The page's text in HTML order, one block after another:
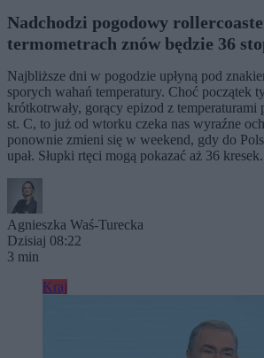
Nadchodzi pogodowy
termometrach znów będzie 36
Najbliższe dni w pogodzie upłyną pod
sporych wahań temperatury. Choć początek
krótkotrwały, gorący epizod z temperaturami
st. C, to już od wtorku czeka nas wyraźne
ponownie zmieni się w weekend, gdy do
upał. Słupki rtęci mogą pokazać aż 36 kresek.
Agnieszka Waś-Turecka
Dzisiaj 08:22
3 min
Kraj